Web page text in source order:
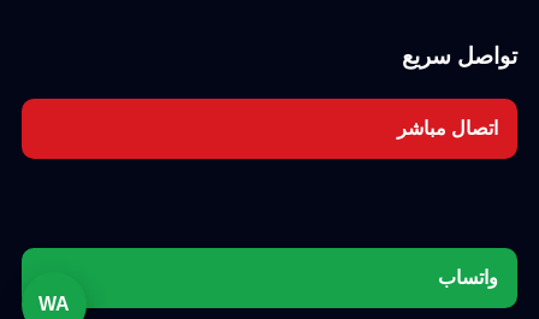
تواصل سريع
اتصال مباشر
واتساب
WA